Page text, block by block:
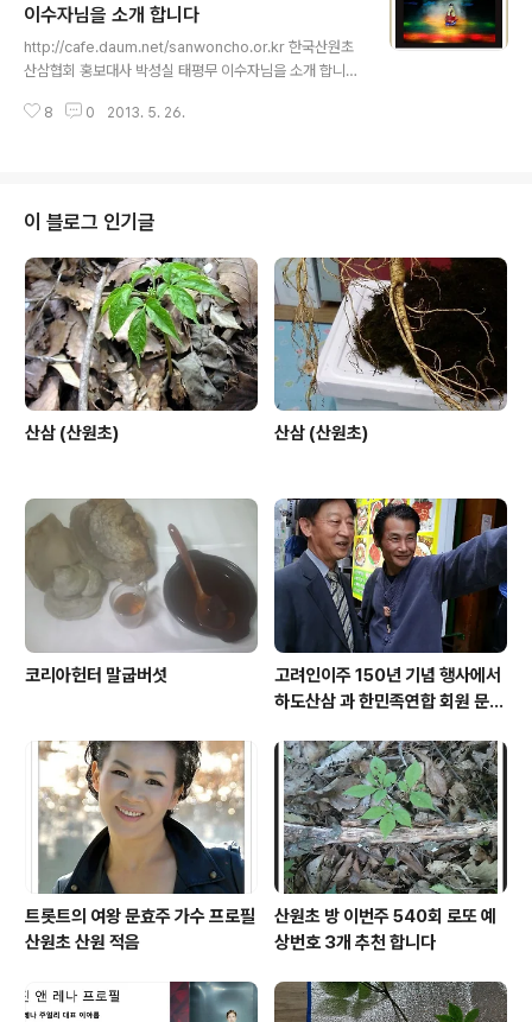
수해 나감을 알려 드립니다. 2013년 5월 26일 한국산원
초산삼협회장 산원 박영호 삼가
이수자님을 소개 합니다
http://cafe.daum.net/sanwoncho.or.kr 한국산원초
산삼협회 홍보대사 박성실 태평무 이수자님을 소개 합니다
금은 임시 오픈 입니다 아래의 주소 클릭후 감사 하세요 산
8 0 2013. 5. 26.
이 블로그 인기글
산삼 (산원초) 산삼 (산원초)
코리아헌터 말굽버섯
고려인이주 150년 기념 행사에서
하도산삼 과 한민족연합 회원 문효
트롯트의 여왕 문효주 가수 프로필
산원초 산원 적음
산원초 방 이번주 540회 로또 예
상번호 3개 추천 합니다